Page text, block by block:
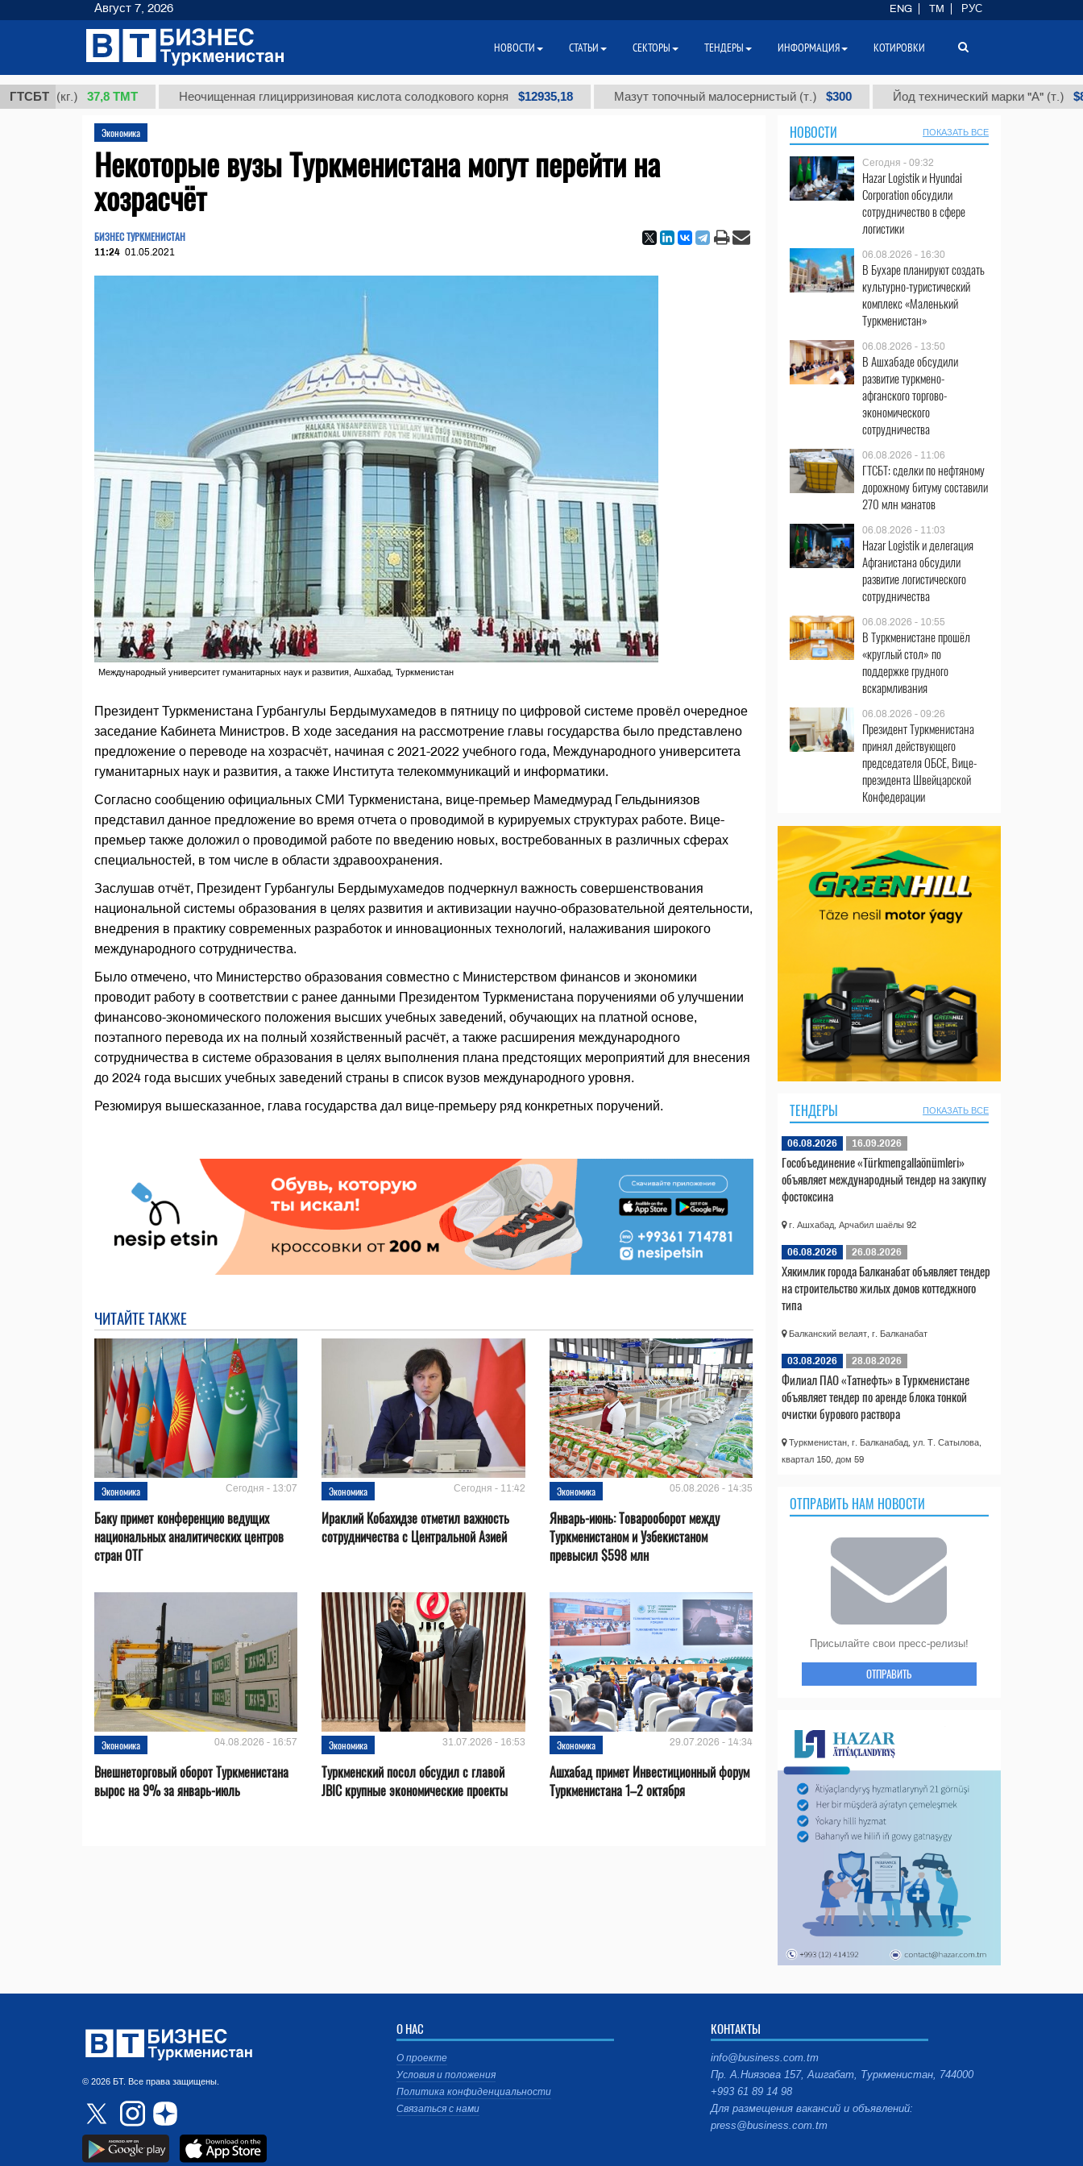
ГТСБТ
(кг.) 37,8 ТМТ Неочищенная глицирризиновая кислота солодкового корня $12935,18 Мазут топочный малосернистый (т.) $300 Йод технический марки "А" (т.) $86 000
Экономика
Некоторые вузы Туркменистана могут перейти на
хозрасчёт
БИЗНЕС ТУРКМЕНИСТАН
11:24 01.05.2021
Международный университет гуманитарных наук и развития, Ашхабад, Туркменистан
Президент Туркменистана Гурбангулы Бердымухамедов в пятницу по цифровой системе провёл очередное
заседание Кабинета Министров. В ходе заседания на рассмотрение главы государства было представлено
предложение о переводе на хозрасчёт, начиная с 2021-2022 учебного года, Международного университета
гуманитарных наук и развития, а также Института телекоммуникаций и информатики.
Согласно сообщению официальных СМИ Туркменистана, вице-премьер Мамедмурад Гельдыниязов
представил данное предложение во время отчета о проводимой в курируемых структурах работе. Вице-
премьер также доложил о проводимой работе по введению новых, востребованных в различных сферах
специальностей, в том числе в области здравоохранения.
Заслушав отчёт, Президент Гурбангулы Бердымухамедов подчеркнул важность совершенствования
национальной системы образования в целях развития и активизации научно-образовательной деятельности,
внедрения в практику современных разработок и инновационных технологий, налаживания широкого
международного сотрудничества.
Было отмечено, что Министерство образования совместно с Министерством финансов и экономики
проводит работу в соответствии с ранее данными Президентом Туркменистана поручениями об улучшении
финансово-экономического положения высших учебных заведений, обучающих на платной основе,
поэтапного перевода их на полный хозяйственный расчёт, а также расширения международного
сотрудничества в системе образования в целях выполнения плана предстоящих мероприятий для внесения
до 2024 года высших учебных заведений страны в список вузов международного уровня.
Резюмируя вышесказанное, глава государства дал вице-премьеру ряд конкретных поручений.
ЧИТАЙТЕ ТАКЖЕ
Экономика Сегодня - 13:07
Баку примет конференцию ведущих
национальных аналитических центров
стран ОТГ
Экономика Сегодня - 11:42
Ираклий Кобахидзе отметил важность
сотрудничества с Центральной Азией
Экономика 05.08.2026 - 14:35
Январь-июнь: Товарооборот между
Туркменистаном и Узбекистаном
превысил $598 млн
Экономика 04.08.2026 - 16:57
Внешнеторговый оборот Туркменистана
вырос на 9% за январь-июль
Экономика 31.07.2026 - 16:53
Туркменский посол обсудил с главой
JBIC крупные экономические проекты
Экономика 29.07.2026 - 14:34
Ашхабад примет Инвестиционный форум
Туркменистана 1–2 октября
НОВОСТИ ПОКАЗАТЬ ВСЕ
Сегодня - 09:32
Hazar Logistik и Hyundai
Corporation обсудили
сотрудничество в сфере
логистики
06.08.2026 - 16:30
В Бухаре планируют создать
культурно-туристический
комплекс «Маленький
Туркменистан»
06.08.2026 - 13:50
В Ашхабаде обсудили
развитие туркмено-
афганского торгово-
экономического
сотрудничества
06.08.2026 - 11:06
ГТСБТ: сделки по нефтяному
дорожному битуму составили
270 млн манатов
06.08.2026 - 11:03
Hazar Logistik и делегация
Афганистана обсудили
развитие логистического
сотрудничества
06.08.2026 - 10:55
В Туркменистане прошёл
«круглый стол» по
поддержке грудного
вскармливания
06.08.2026 - 09:26
Президент Туркменистана
принял действующего
председателя ОБСЕ, Вице-
президента Швейцарской
Конфедерации
ТЕНДЕРЫ ПОКАЗАТЬ ВСЕ
06.08.2026 16.09.2026
Гособъединение «Türkmengallaönümleri»
объявляет международный тендер на закупку
фостоксина
г. Ашхабад, Арчабил шаёлы 92
06.08.2026 26.08.2026
Хякимлик города Балканабат объявляет тендер
на строительство жилых домов коттеджного
типа
Балканский велаят, г. Балканабат
03.08.2026 28.08.2026
Филиал ПАО «Татнефть» в Туркменистане
объявляет тендер по аренде блока тонкой
очистки бурового раствора
Туркменистан, г. Балканабад, ул. Т. Сатылова,
квартал 150, дом 59
ОТПРАВИТЬ НАМ НОВОСТИ
Присылайте свои пресс-релизы!
ОТПРАВИТЬ
© 2026 БТ. Все права защищены.
О НАС
О проекте
Условия и положения
Политика конфиденциальности
Связаться с нами
КОНТАКТЫ
info@business.com.tm
Пр. А.Ниязова 157, Ашгабат, Туркменистан, 744000
+993 61 89 14 98
Для размещения вакансий и объявлений:
press@business.com.tm
Август 7, 2026 ENG TM РУС
НОВОСТИ СТАТЬИ СЕКТОРЫ ТЕНДЕРЫ ИНФОРМАЦИЯ КОТИРОВКИ